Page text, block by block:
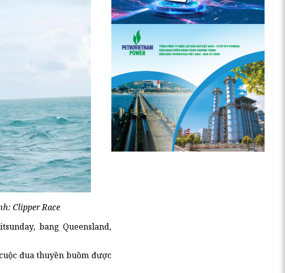
Clipper Race
bang Queensland,
đua thuyền buồm được